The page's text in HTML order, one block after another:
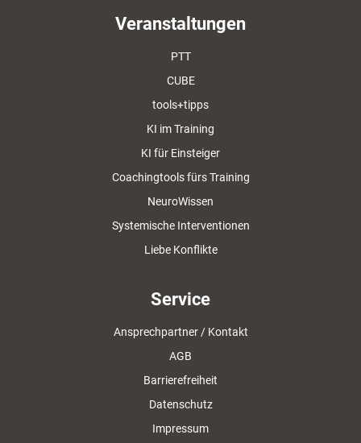
Veranstaltungen
PTT
CUBE
tools+tipps
KI im Training
KI für Einsteiger
Coachingtools fürs Training
NeuroWissen
Systemische Interventionen
Liebe Konflikte
Service
Ansprechpartner / Kontakt
AGB
Barrierefreiheit
Datenschutz
Impressum